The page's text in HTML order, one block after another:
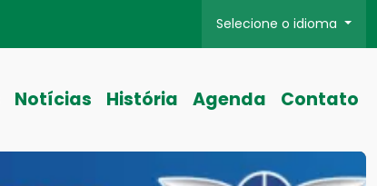
Selecione o idioma
Notícias História Agenda Contato